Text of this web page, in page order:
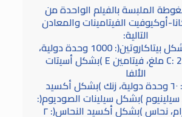
الملبسة بالفيلم الواحدة من
أوكيوفيت الفيتامينات والمعادن
التالية:
فيتامين A )بشكل بيتاكاروتين(: 1000 وحدة دولية،
فيتامين 200 :C ملغ، فيتامين E )بشكل أسيتات
الألفا
توكوفيريل(: ٦٠ وحدة دولية، زنك )بشكل أكسيد
٥٥ ميكروغرام، نحاس )بشكل أكسيد النحاس(: ۲